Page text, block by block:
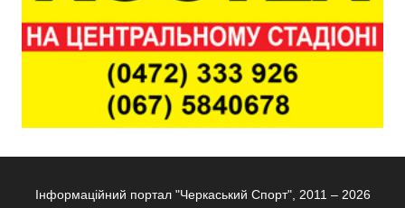
Інформаційний портал "Черкаський Спорт", 2011 – 2026